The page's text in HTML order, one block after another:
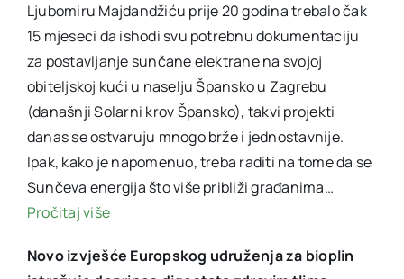
Ljubomiru Majdandžiću prije 20 godina trebalo čak
15 mjeseci da ishodi svu potrebnu dokumentaciju
za postavljanje sunčane elektrane na svojoj
obiteljskoj kući u naselju Špansko u Zagrebu
(današnji Solarni krov Špansko), takvi projekti
danas se ostvaruju mnogo brže i jednostavnije.
Ipak, kako je napomenuo, treba raditi na tome da se
Sunčeva energija što više približi građanima…
Pročitaj više
Novo izvješće Europskog udruženja za bioplin